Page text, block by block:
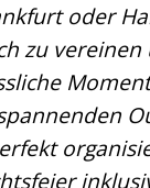
oder
zu